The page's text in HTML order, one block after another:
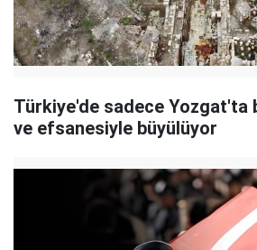
Türkiye'de sadece Yozgat'ta
ve efsanesiyle büyülüyor